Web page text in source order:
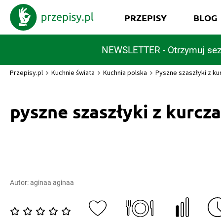
NEWSLETTER - Otrzymuj
PRZEPISY BLOG
Przepisy.pl Kuchnie świata Kuchnia polska Pyszne szaszłyki z
pyszne szaszłyki z
Autor:aginaa aginaa